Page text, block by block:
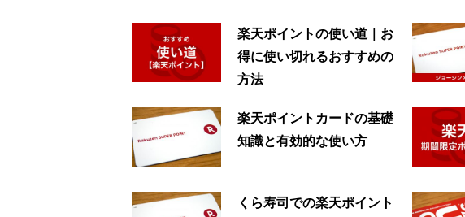
楽天ポイントの使い道｜お
得に使い切れるおすすめの
方法
楽天ポイントカードの基礎
知識と有効的な使い方
くら寿司での楽天ポイント